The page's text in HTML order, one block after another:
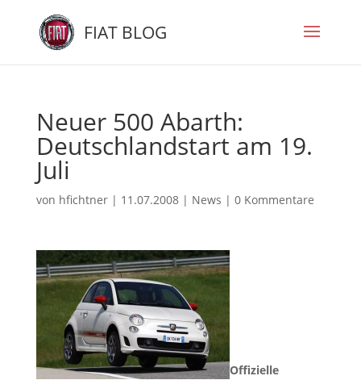
FIAT BLOG
Neuer 500 Abarth:
Deutschlandstart am 19.
Juli
von hfichtner| 11.07.2008| News | 0 Kommentare
Offizielle